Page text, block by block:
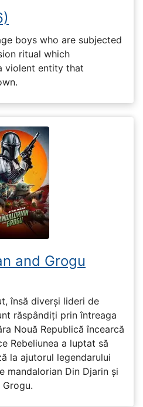
boys who are subjected
ritual which
violent entity that
and Grogu
însă diverși lideri de
răspândiți prin întreaga
Nouă Republică încearcă
Rebeliunea a luptat să
la ajutorul legendarului
mandalorian Din Djarin și